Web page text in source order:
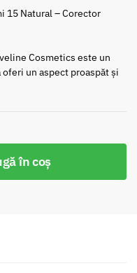
15 Natural – Corector
Cosmetics este un
un aspect proaspăt și
în coș